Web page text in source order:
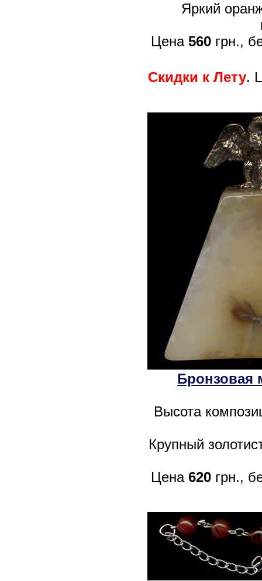
Яркий
Цена 560грн.,
Скидки к Лету.
Бронзовая
Высота
Крупный
Цена 620грн.,